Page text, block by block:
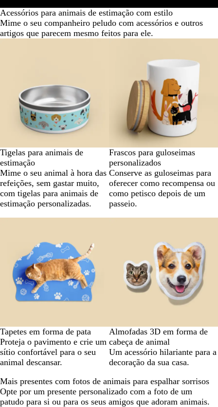
Acessórios para animais de estimação com estilo
Mime o seu companheiro peludo com acessórios e outros
artigos que parecem mesmo feitos para ele.
Tigelas para animais de
estimação
Mime o seu animal à hora das
refeições, sem gastar muito,
com tigelas para animais de
estimação personalizadas.
Frascos para guloseimas
personalizados
Conserve as guloseimas para
oferecer como recompensa ou
como petisco depois de um
passeio.
Tapetes em forma de pata
Proteja o pavimento e crie um
sítio confortável para o seu
animal descansar.
Almofadas 3D em forma de
cabeça de animal
Um acessório hilariante para a
decoração da sua casa.
Mais presentes com fotos de animais para espalhar sorrisos
Opte por um presente personalizado com a foto de um
patudo para si ou para os seus amigos que adoram animais.